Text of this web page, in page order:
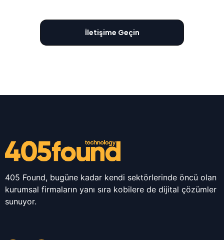
İletişime Geçin
405 Found, bugüne kadar kendi sektörlerinde öncü olan
kurumsal firmaların yanı sıra kobilere de dijital çözümler
sunuyor.